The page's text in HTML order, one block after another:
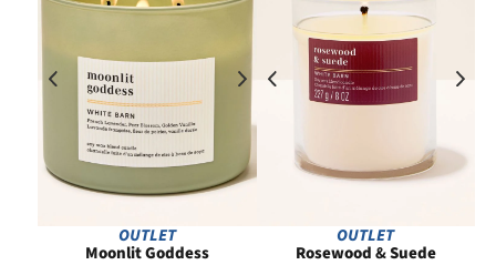
OUTLET
Rosewood & Suede
OUTLET
Moonlit Goddess